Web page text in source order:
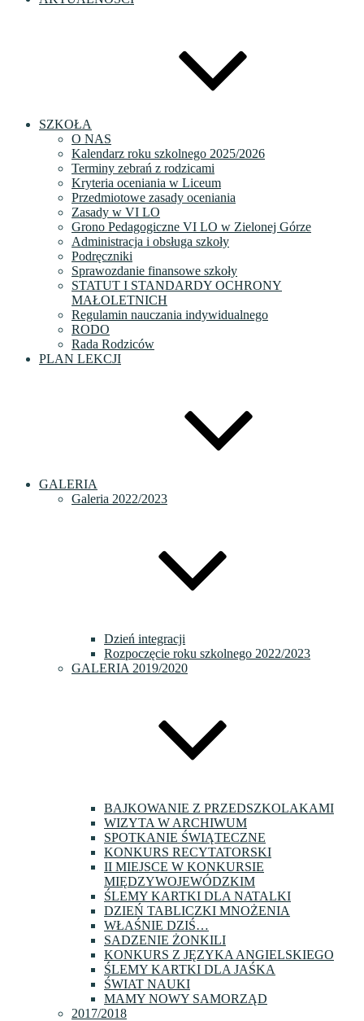
SZKOŁA
O NAS
Kalendarz roku szkolnego 2025/2026
Terminy zebrań z rodzicami
Kryteria oceniania w Liceum
Przedmiotowe zasady oceniania
Zasady w VI LO
Grono Pedagogiczne VI LO w Zielonej Górze
Administracja i obsługa szkoły
Podręczniki
Sprawozdanie finansowe szkoły
STATUT I STANDARDY OCHRONY
MAŁOLETNICH
Regulamin nauczania indywidualnego
RODO
Rada Rodziców
PLAN LEKCJI
GALERIA
Galeria 2022/2023
Dzień integracji
Rozpoczęcie roku szkolnego 2022/2023
GALERIA 2019/2020
BAJKOWANIE Z PRZEDSZKOLAKAMI
WIZYTA W ARCHIWUM
SPOTKANIE ŚWIĄTECZNE
KONKURS RECYTATORSKI
II MIEJSCE W KONKURSIE
MIĘDZYWOJEWÓDZKIM
ŚLEMY KARTKI DLA NATALKI
DZIEŃ TABLICZKI MNOŻENIA
WŁAŚNIE DZIŚ…
SADZENIE ŻONKILI
KONKURS Z JĘZYKA ANGIELSKIEGO
ŚLEMY KARTKI DLA JAŚKA
ŚWIAT NAUKI
MAMY NOWY SAMORZĄD
2017/2018